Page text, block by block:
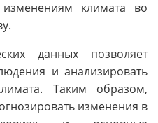
климата во
данных позволяет
и анализировать
Таким образом,
изменения в